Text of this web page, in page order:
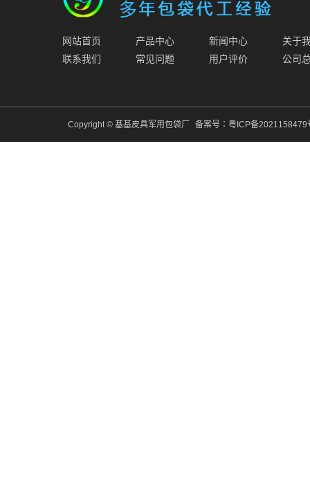
网站首页 产品中心 新闻中心
关于
联系我们
常见问题 用户评价 公司
Copyright © 基基皮具军用包袋厂 备案号： 粤ICP备2021158479